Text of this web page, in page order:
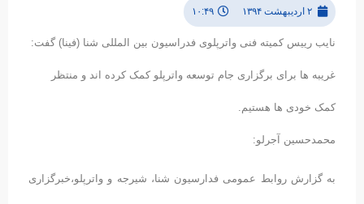
۲ اردیبهشت ۱۳۹۴ ۱۰:۴۹
نایب رییس کمیته فنی واترپلوی فدراسیون بین المللی شنا (فینا) گفت:
غریبه ها برای برگزاری جام توسعه واترپلو کمک کرده اند و منتظر
کمک خودی ها هستیم.
محمدحسین آجرلو:
به گزارش روابط عمومی فدارسیون شنا، شیرجه و واترپلو،خبرگزاری